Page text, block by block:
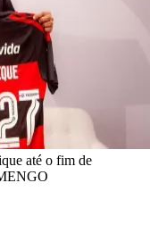
até o fim de